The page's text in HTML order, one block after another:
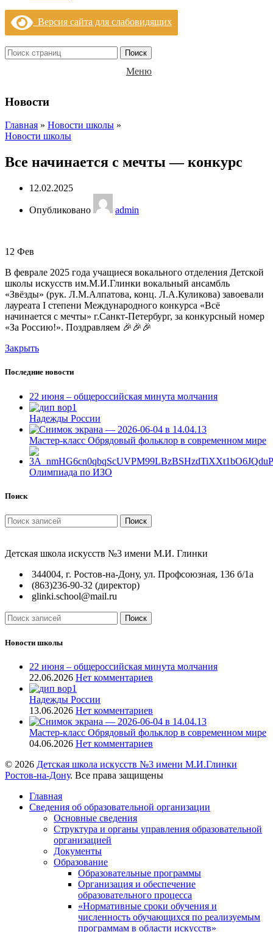
Версия сайта для слабовидящих
Поиск
Меню
Новости
Главная » Новости школы »
Новости школы
Все начинается с мечты — конкурс
12.02.2025
Опубликовано admin
12 Фев
В феврале 2025 года учащиеся вокального отделения Детской
школы искусств им.М.И.Глинки вокальный ансамбль
«Звёзды» (рук. Л.М.Алпатова, конц. Л.А.Куликова) завоевали
лауреата I степени Международного конкурса «Всё
начинается с мечты» г.Санкт-Петербург, за конкурсный номер
«За Россию!». Поздравляем 🎉🎉🎉
Закрыть
Последние новости
22 июня – общероссийская минута молчания
Надежды России
Мастер-класс Обрядовый фольклор в современном мире
Олимпиада по ИЗО
Поиск
Поиск
Детская школа искусств №3 имени М.И. Глинки
344004, г. Ростов-на-Дону, ул. Профсоюзная, 136 б/1а
(863)236-90-32 (директор)
glinki.school@mail.ru
Поиск
Новости школы
22 июня – общероссийская минута молчания
22.06.2026 Нет комментариев
Надежды России
13.06.2026 Нет комментариев
Мастер-класс Обрядовый фольклор в современном мире
04.06.2026 Нет комментариев
© 2026 Детская школа искусств №3 имени М.И.Глинки
Ростов-на-Дону. Все права защищены
Главная
Сведения об образовательной организации
Основные сведения
Структура и органы управления образовательной
организацией
Документы
Образование
Образовательные программы
Организация и обеспечение
образовательного процесса
«Нормативные сроки обучения и
численность обучающихся по реализуемым
программам в области искусств»